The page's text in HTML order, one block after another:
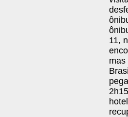
11,
mas